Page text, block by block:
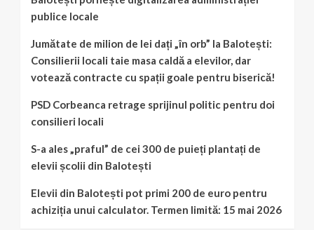
publice locale
Jumătate de milion de lei dați „în orb” la Balotești:
Consilierii locali taie masa caldă a elevilor, dar
votează contracte cu spații goale pentru biserică!
PSD Corbeanca retrage sprijinul politic pentru doi
consilieri locali
S-a ales „praful” de cei 300 de puieți plantați de
elevii școlii din Balotești
Elevii din Balotești pot primi 200 de euro pentru
achiziția unui calculator. Termen limită: 15 mai 2026